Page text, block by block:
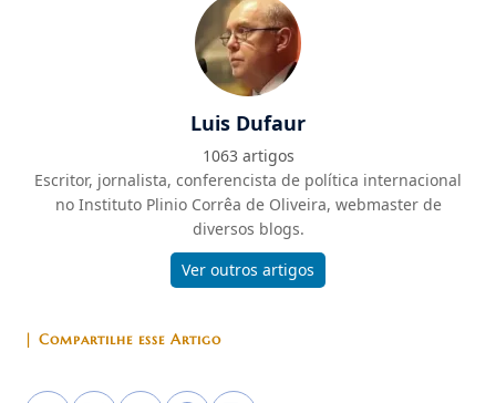
Luis Dufaur
1063 artigos
Escritor, jornalista, conferencista de política internacional
no Instituto Plinio Corrêa de Oliveira, webmaster de
diversos blogs.
Ver outros artigos
| Compartilhe esse Artigo